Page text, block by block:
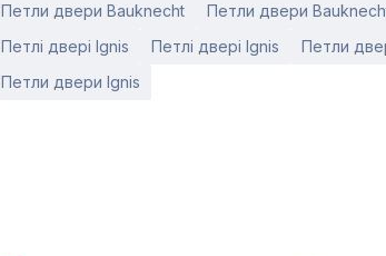
Петли двери Bauknecht
Петли двери
Петлі двері Ignis
Петлі двері Ignis
Петли
Петли двери Ignis